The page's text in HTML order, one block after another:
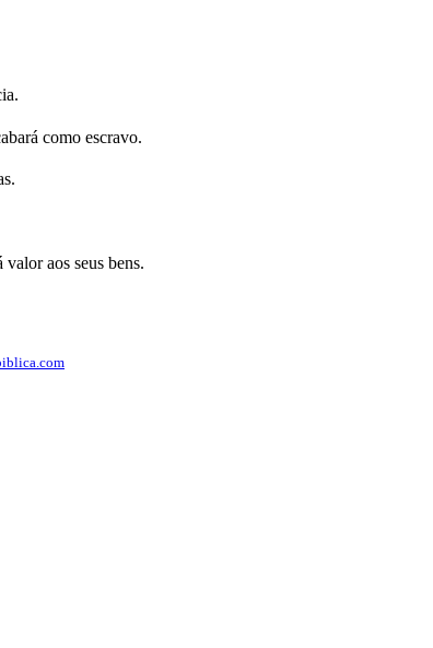
como escravo.
aos seus bens.